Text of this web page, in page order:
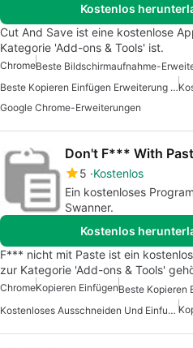
Kostenlos
Cut And Save ist eine kostenlose
Kategorie 'Add-ons & Tools' ist.
Chrome
Beste Kopieren Einfügen Erweiterung Für Chrome
Google Chrome-Erweiterungen
Don't F*** With
5 Kostenlos
Ein kostenloses
Swanner.
Kostenlos
F*** nicht mit Paste ist ein
zur Kategorie 'Add-ons & Tools'
ChromeKopieren Einfügen
Kostenloses Ausschneiden Und Einfuegen